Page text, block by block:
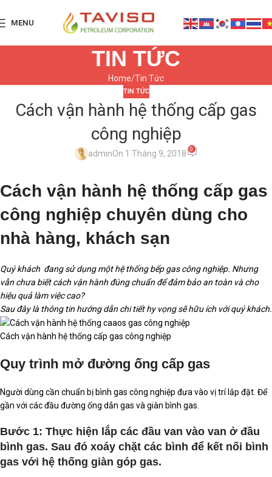
MENU
TIN TỨC
Home Tin Tức
TIN TỨC
Cách vận hành hệ thống cấp gas
công nghiệp
adminOn 1 Tháng 9, 2018 0
Cách vận hành hệ thống cấp gas
công nghiệp chuyên dùng cho
nhà hàng, khách sạn
Quý khách đang sử dụng một hệ thống bếp gas công nghiệp. Nhưng
vẫn chưa biết cách vận hành đúng chuẩn để đảm bảo an toàn và cho
hiệu quả làm việc cao?
Sau đây là thông tin hướng dẫn chi tiết hy vọng sẽ hữu ích với quý khách.
Cách vận hành hệ thống cấp gas công nghiệp
Quy trình mở đường ống cấp gas
Người dùng cần chuẩn bị bình gas công nghiệp đưa vào vị trí lắp đặt. Để
gần với các đầu đường ống dẫn gas và giàn bình gas.
Bước 1: Thực hiện lắp các đầu van vào van ở đầu
bình gas. Sau đó xoáy chặt các bình để kết nối bình
gas với hệ thống giàn góp gas.